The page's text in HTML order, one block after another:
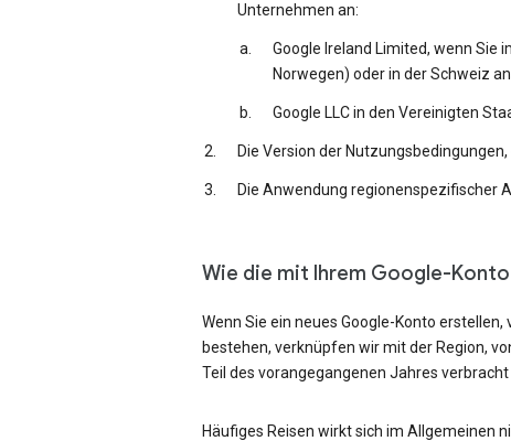
Unternehmen an:
Google Ireland Limited, wenn Sie
Norwegen) oder in der Schweiz
Google LLC in den Vereinigten
Die Version der
Die Anwendung regionenspezifischer
Wie die mit Ihrem Google-
Wenn Sie ein neues Google-Konto
bestehen, verknüpfen wir mit der Region,
Teil des vorangegangenen Jahres verbracht
Häufiges Reisen wirkt sich im Allgemeinen